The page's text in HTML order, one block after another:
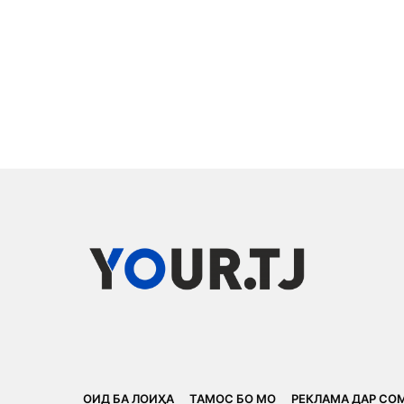
ОИД БА ЛОИҲА ТАМОС БО МО РЕКЛАМА ДАР